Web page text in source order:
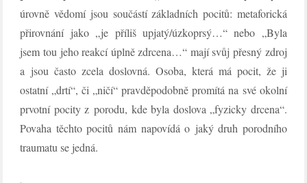
úrovně vědomí jsou součástí základních pocitů: metaforická
přirovnání jako „je příliš upjatý/úzkoprsý…“ nebo „Byla
jsem tou jeho reakcí úplně zdrcena…“ mají svůj přesný zdroj
a jsou často zcela doslovná. Osoba, která má pocit, že ji
ostatní „drtí“, či „ničí“ pravděpodobně promítá na své okolní
prvotní pocity z porodu, kde byla doslova „fyzicky drcena“.
Povaha těchto pocitů nám napovídá o jaký druh porodního
traumatu se jedná.